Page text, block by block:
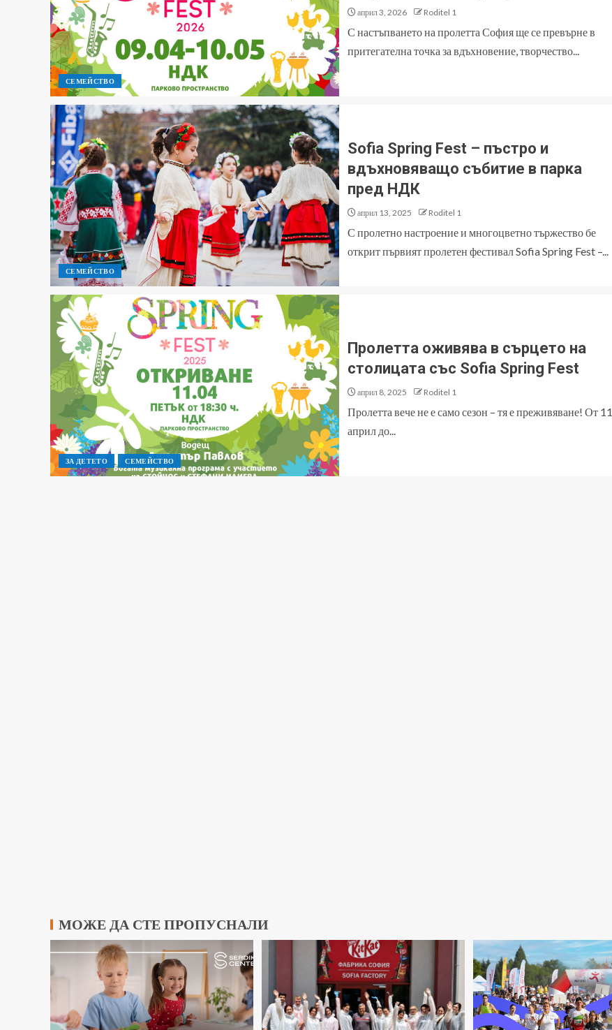
СЕМЕЙСТВО
април 3, 2026 Roditel 1
С настъпването на пролетта София ще се превърне в
притегателна точка за вдъхновение, творчество...
СЕМЕЙСТВО
Sofia Spring Fest – пъстро и
вдъхновяващо събитие в парка
пред НДК
април 13, 2025 Roditel 1
С пролетно настроение и многоцветно тържество бе
открит първият пролетен фестивал Sofia Spring Fest –...
ЗА ДЕТЕТО СЕМЕЙСТВО
Пролетта оживява в сърцето на
столицата със Sofia Spring Fest
април 8, 2025 Roditel 1
Пролетта вече не е само сезон – тя е преживяване! От 11
април до...
МОЖЕ ДА СТЕ ПРОПУСНАЛИ